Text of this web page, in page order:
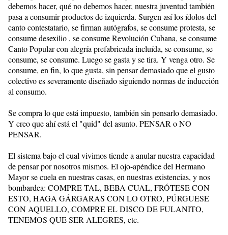
debemos hacer, qué no debemos hacer, nuestra juventud también
pasa a consumir productos de izquierda. Surgen así los ídolos del
canto contestatario, se firman autógrafos, se consume protesta, se
consume desexilio , se consume Revolución Cubana, se consume
Canto Popular con alegría prefabricada incluída, se consume, se
consume, se consume. Luego se gasta y se tira. Y venga otro. Se
consume, en fin, lo que gusta, sin pensar demasiado que el gusto
colectivo es severamente diseñado siguiendo normas de inducción
al consumo.
Se compra lo que está impuesto, también sin pensarlo demasiado.
Y creo que ahí está el "quid" del asunto. PENSAR o NO
PENSAR.
El sistema bajo el cual vivimos tiende a anular nuestra capacidad
de pensar por nosotros mismos. El ojo-apéndice del Hermano
Mayor se cuela en nuestras casas, en nuestras existencias, y nos
bombardea: COMPRE TAL, BEBA CUAL, FRÓTESE CON
ESTO, HAGA GÁRGARAS CON LO OTRO, PÚRGUESE
CON AQUELLO, COMPRE EL DISCO DE FULANITO,
TENEMOS QUE SER ALEGRES, etc.